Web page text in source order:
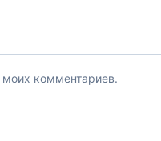
комментариев.